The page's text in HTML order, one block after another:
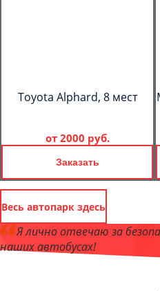
Toyota Alphard, 8 мест
от 2000 руб.
Заказать
Весь автопарк здесь
Я лично отвечаю за
наших автобусах!
,